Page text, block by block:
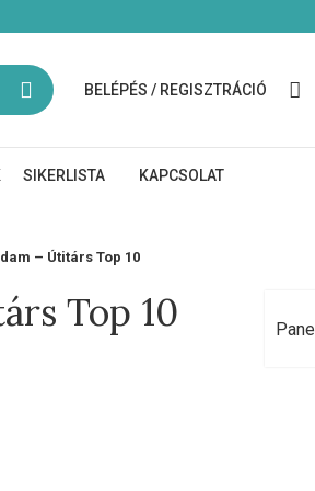
BELÉPÉS / REGISZTRÁCIÓ
SIKERLISTA KAPCSOLAT
– Útitárs Top 10
Top 10